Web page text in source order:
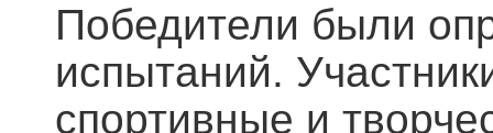
Победители были
испытаний.
спортивные и